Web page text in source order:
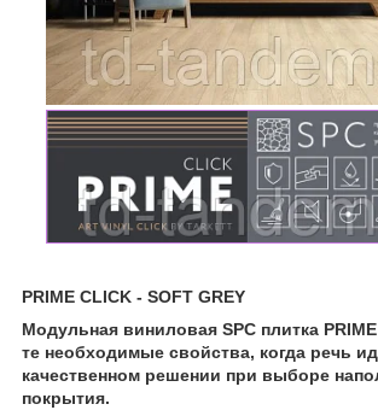
PRIME CLICK - SOFT GREY
Модульная виниловая SPC плитка
те необходимые свойства, когда речь
качественном решении при выборе
покрытия.